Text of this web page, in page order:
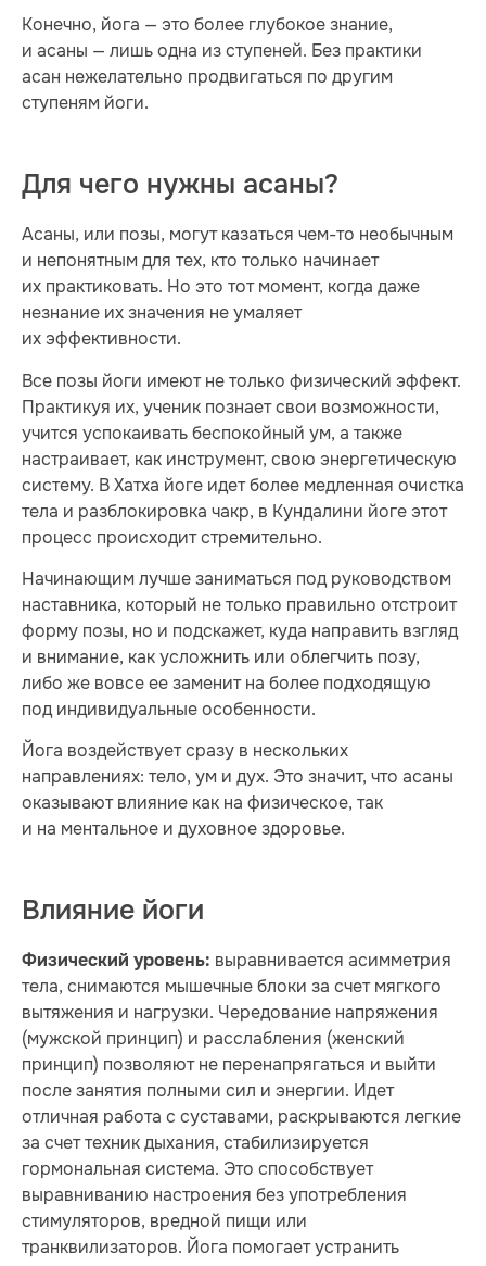
Конечно, йога — это более глубокое знание,
и асаны — лишь одна из ступеней. Без практики
асан нежелательно продвигаться по другим
ступеням йоги.
Для чего нужны асаны?
Асаны, или позы, могут казаться чем-то необычным
и непонятным для тех, кто только начинает
их практиковать. Но это тот момент, когда даже
незнание их значения не умаляет
их эффективности.
Все позы йоги имеют не только физический эффект.
Практикуя их, ученик познает свои возможности,
учится успокаивать беспокойный ум, а также
настраивает, как инструмент, свою энергетическую
систему. В Хатха йоге идет более медленная очистка
тела и разблокировка чакр, в Кундалини йоге этот
процесс происходит стремительно.
Начинающим лучше заниматься под руководством
наставника, который не только правильно отстроит
форму позы, но и подскажет, куда направить взгляд
и внимание, как усложнить или облегчить позу,
либо же вовсе ее заменит на более подходящую
под индивидуальные особенности.
Йога воздействует сразу в нескольких
направлениях: тело, ум и дух. Это значит, что асаны
оказывают влияние как на физическое, так
и на ментальное и духовное здоровье.
Влияние йоги
Физический уровень: выравнивается асимметрия
тела, снимаются мышечные блоки за счет мягкого
вытяжения и нагрузки. Чередование напряжения
(мужской принцип) и расслабления (женский
принцип) позволяют не перенапрягаться и выйти
после занятия полными сил и энергии. Идет
отличная работа с суставами, раскрываются легкие
за счет техник дыхания, стабилизируется
гормональная система. Это способствует
выравниванию настроения без употребления
стимуляторов, вредной пищи или
транквилизаторов. Йога помогает устранить